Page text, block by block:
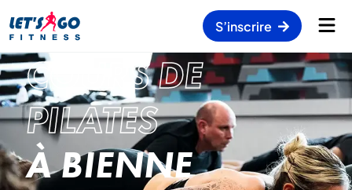
S’inscrire
COURS DE
PILATES
À BIENNE